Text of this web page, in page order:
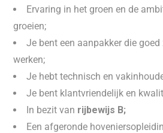
Ervaring in het groen en de
groeien;
Je bent een aanpakker die
werken;
Je hebt technisch en
Je bent klantvriendelijk en
In bezit van rijbewijs B;
Een afgeronde